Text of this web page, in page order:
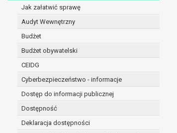
Jak załatwić sprawę
Audyt Wewnętrzny
Budżet
Budżet obywatelski
CEIDG
Cyberbezpieczeństwo - informacje
Dostęp do informacji publicznej
Dostępność
Deklaracja dostępności
przetwarzanie danych
prawo sprzeciwu wobec
administratorowi bądź
niezbędność
Z przyczyn związanych z Pani/
on istnienie ważnych prawnie
ustalenia, dochodzenia lub obrony